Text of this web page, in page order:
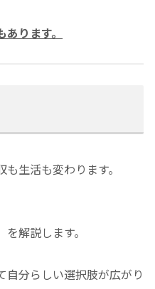
ります。
生活も変わります。
を解説します。
分らしい選択肢が広がり